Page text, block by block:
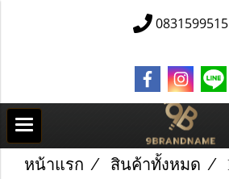
0831599515
หน้าแรก สินค้าทั้งหมด